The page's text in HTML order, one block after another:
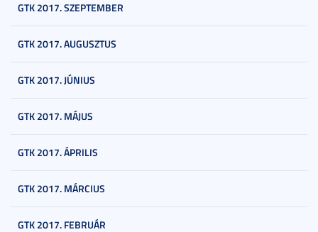
GTK 2017. SZEPTEMBER
GTK 2017. AUGUSZTUS
GTK 2017. JÚNIUS
GTK 2017. MÁJUS
GTK 2017. ÁPRILIS
GTK 2017. MÁRCIUS
GTK 2017. FEBRUÁR